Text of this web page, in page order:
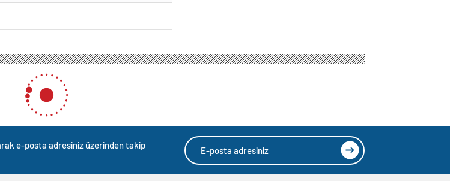
e-posta adresiniz üzerinden takip